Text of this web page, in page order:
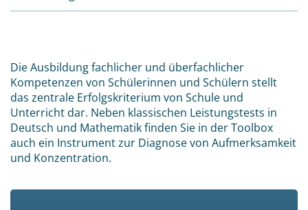
Die Ausbildung fachlicher und überfachlicher
Kompetenzen von Schülerinnen und Schülern stellt
das zentrale Erfolgskriterium von Schule und
Unterricht dar. Neben klassischen Leistungstests in
Deutsch und Mathematik finden Sie in der Toolbox
auch ein Instrument zur Diagnose von Aufmerksamkeit
und Konzentration.